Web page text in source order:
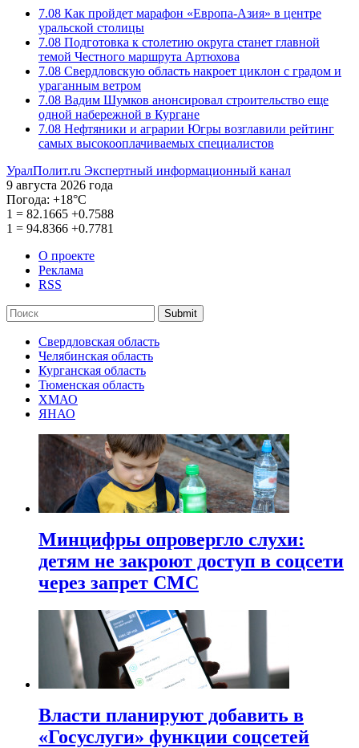
7.08 Как пройдет марафон «Европа-Азия» в центре
уральской столицы
7.08 Подготовка к столетию округа станет главной
темой Честного маршрута Артюхова
7.08 Свердловскую область накроет циклон с градом и
ураганным ветром
7.08 Вадим Шумков анонсировал строительство еще
одной набережной в Кургане
7.08 Нефтяники и аграрии Югры возглавили рейтинг
самых высокооплачиваемых специалистов
УралПолит.ru Экспертный информационный канал
9 августа 2026 года
Погода: +18°С
1 = 82.1665 +0.7588
1 = 94.8366 +0.7781
О проекте
Реклама
RSS
Submit
Свердловская область
Челябинская область
Курганская область
Тюменская область
ХМАО
ЯНАО
Минцифры опровергло слухи:
детям не закроют доступ в соцсети
через запрет СМС
Власти планируют добавить в
«Госуслуги» функции соцсетей